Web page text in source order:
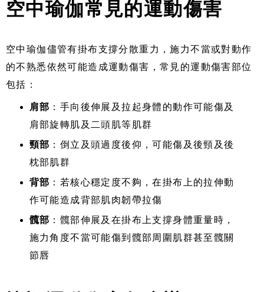
空中瑜伽常見的運動傷害
空中瑜伽儘管有掛布支撐分散重力，施力不當或對動作
的不熟悉依然可能造成運動傷害，常見的運動傷害部位
包括：
肩部 ：手向後伸展及拉起身體的動作可能傷及
肩部旋轉肌及二頭肌等肌群
頸部 ：倒立及頭過度後仰，可能傷及後頸及後
枕部肌群
背部 ：若核心穩定度不夠，在掛布上的拉伸動
作可能造成背部肌肉韌帶拉傷
髖部 ：髖部伸展及在掛布上支撐身體重量時，
施力角度不當可能傷到髖部周圍肌群甚至髖關
節唇